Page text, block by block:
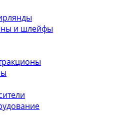
и шлейфы